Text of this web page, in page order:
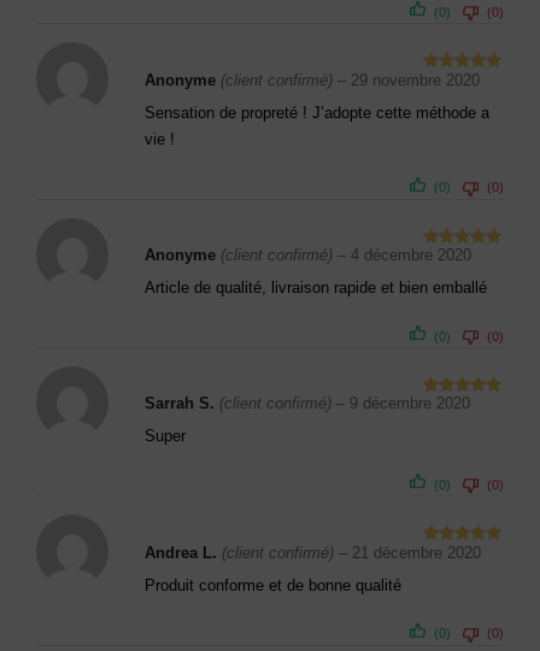
(0) (0)
Note5sur
5
Anonyme (client confirmé) – 29 novembre 2020
Sensation de propreté ! J’adopte cette méthode a
vie !
(0) (0)
Note5sur
5
Anonyme (client confirmé) – 4 décembre 2020
Article de qualité, livraison rapide et bien emballé
(0) (0)
Note5sur
Sarrah S. (client confirmé) – 9 décembre 2020
Super
(0) (0)
Note5sur
Andrea L. (client confirmé) – 21 décembre 2020
Produit conforme et de bonne qualité
(0) (0)